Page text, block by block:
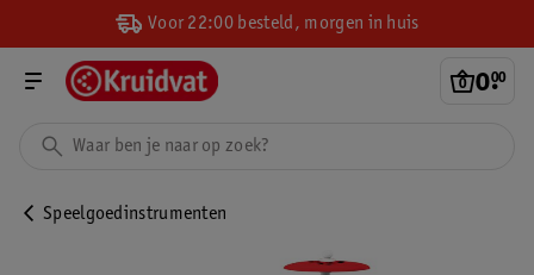
Voor 22:00 besteld, morgen in huis
0.
00
Speelgoedinstrumenten